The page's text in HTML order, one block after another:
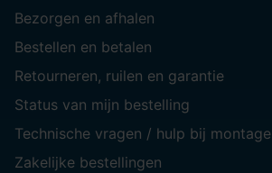
Bezorgen en afhalen
Bestellen en betalen
Retourneren, ruilen en garantie
Status van mijn bestelling
Technische vragen / hulp bij montage
Zakelijke bestellingen